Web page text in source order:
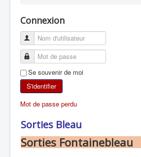
ESCALADE
ALPINISME
SKI DE RANDONNÉE
RANDONNÉE PÉDESTRE
RANDONNÉE SPORTIVE
Connexion
Se souvenir de moi
S'identifier
Mot de passe perdu
Sorties Bleau
Sorties Fontainebleau